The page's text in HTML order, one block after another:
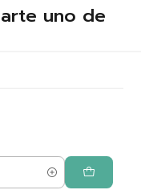
uno de